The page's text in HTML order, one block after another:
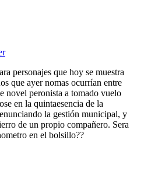
personajes que hoy se muestra
que ayer nomas ocurrían entre
novel peronista a tomado vuelo
en la quintaesencia de la
la gestión municipal, y
de un propio compañero. Sera
en el bolsillo??